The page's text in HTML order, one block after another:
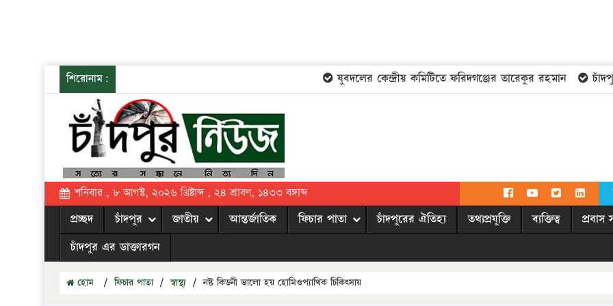
শিরোনাম: যুবদলের কেন্দ্রীয় কমিটিতে ফরিদগঞ্জের তারেকুর রহমান চাঁদপুরের
শনিবার , ৮ আগস্ট, ২০২৬ খ্রিষ্টাব্দ , ২৪ শ্রাবণ, ১৪৩৩ বঙ্গাব্দ
প্রচ্ছদ চাঁদপুর জাতীয় আন্তর্জাতিক ফিচার পাতা চাঁদপুরের ঐতিহ্য তথ্যপ্রযুক্তি ব্যক্তিত্ব প্রবাস
চাঁদপুর এর ডাক্তারগন
হোম / ফিচার পাতা / স্বাস্থ্য / নষ্ট কিডনী ভালো হয় হোমিওপ্যাথিক চিকিৎসায়